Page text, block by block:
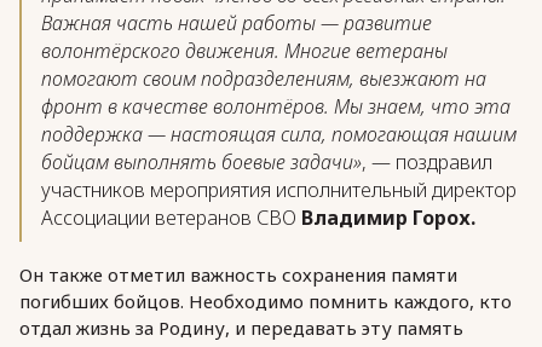
Важная часть нашей работы — развитие
волонтёрского движения. Многие ветераны
помогают своим подразделениям, выезжают на
фронт в качестве волонтёров. Мы знаем, что эта
поддержка — настоящая сила, помогающая нашим
бойцам выполнять боевые задачи», — поздравил
участников мероприятия исполнительный директор
Ассоциации ветеранов СВО Владимир Горох.
Он также отметил важность сохранения памяти
погибших бойцов. Необходимо помнить каждого, кто
отдал жизнь за Родину, и передавать эту память